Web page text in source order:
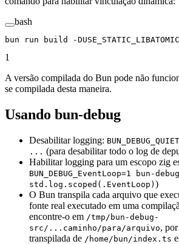
bash
bun run build -
1
A versão compilada do Bun pode não
se compilada desta maneira.
Usando bun-debug
Desabilitar logging:
... (para desabilitar todo o log de
Habilitar logging para um escopo zig
BUN_DEBUG_EventLoop=1 bun-
std.log.scoped(.EventLoop) )
O Bun transpila cada arquivo que
fonte real executado em uma
encontre-o em /tmp/bun-debug-
src/...caminho/para/arquivo,
transpilada de /home/bun/index.ts